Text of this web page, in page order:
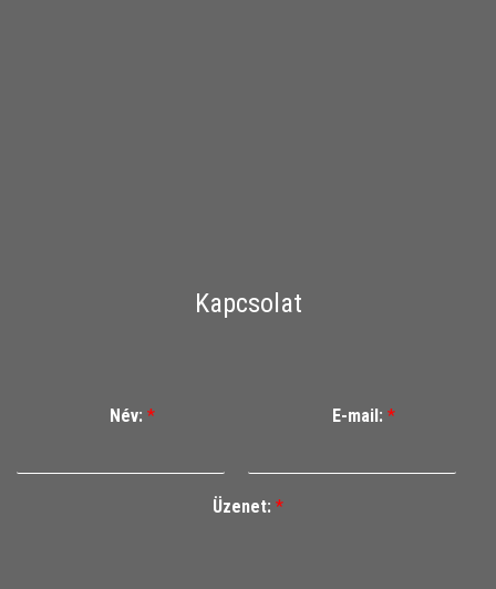
Kapcsolat
Név: * E-mail: *
Üzenet: *